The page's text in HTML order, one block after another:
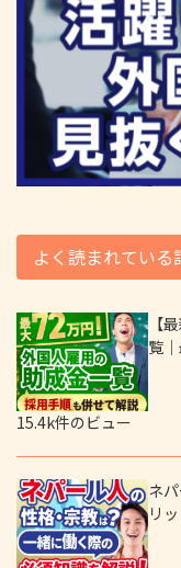
よく読まれている
【
覧
15.4k件のビュー
ネ
リ